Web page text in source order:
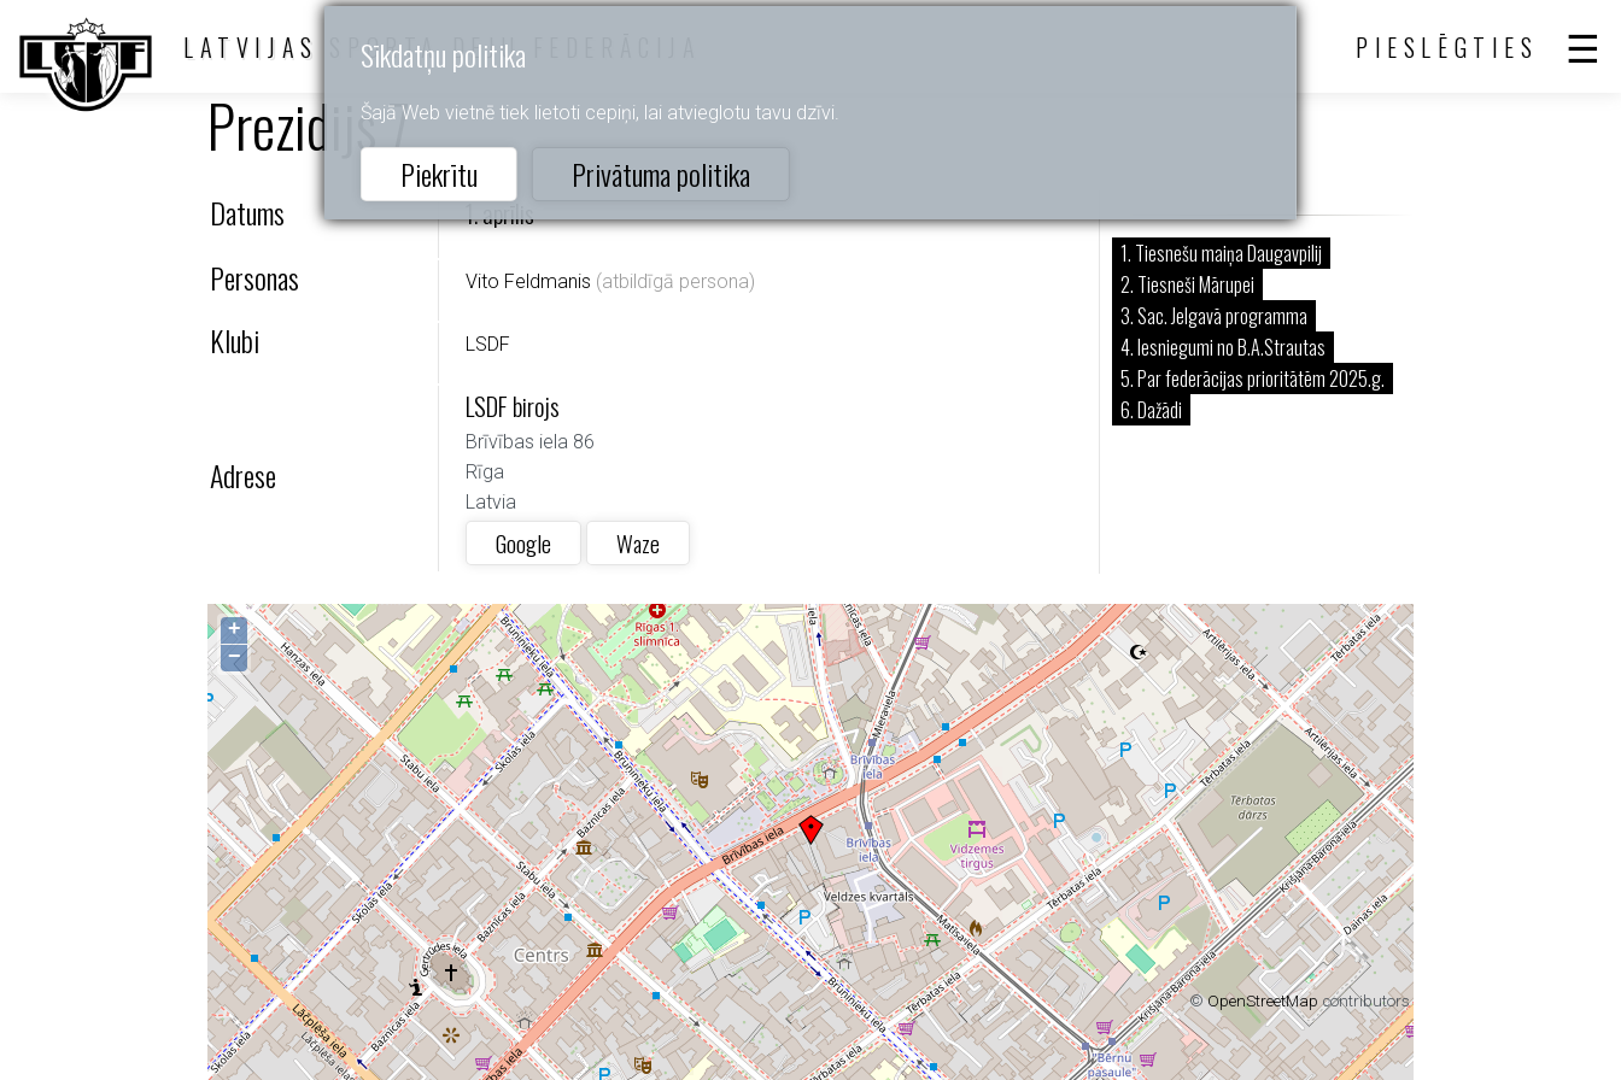
Sīkdatņu politika
Šajā Web vietnē tiek lietoti cepiņi, lai atvieglotu tavu dzīvi.
Piekrītu Privātuma politika
LATVIJAS SPORTA DEJU FEDERĀCIJA PIESLĒGTIES
Prezidijs 7
Datums 1. aprīlis
Personas Vito Feldmanis (atbildīgā persona)
Klubi LSDF
Adrese
LSDF birojs
Brīvības iela 86
Rīga
Latvia
Google Waze
1. Tiesnešu maiņa Daugavpilij
2. Tiesneši Mārupei
3. Sac. Jelgavā programma
4. Iesniegumi no B.A.Strautas
5. Par federācijas prioritātēm 2025.g.
6. Dažādi
+
−
©OpenStreetMap contributors